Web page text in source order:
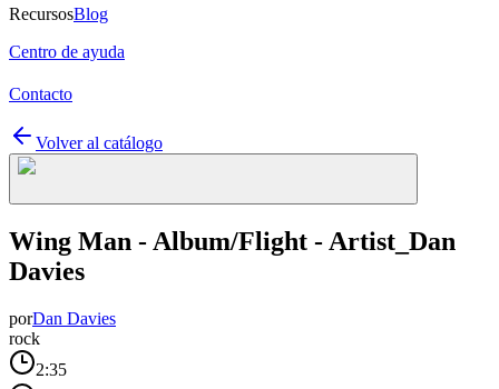
RecursosBlog
Centro de ayuda
Contacto
Volver al catálogo
Wing Man - Album/Flight - Artist_Dan
Davies
porDan Davies
rock
2:35